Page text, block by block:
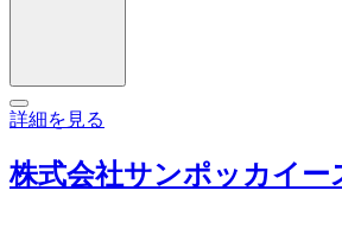
詳細を見る
株式会社サンポッカイー